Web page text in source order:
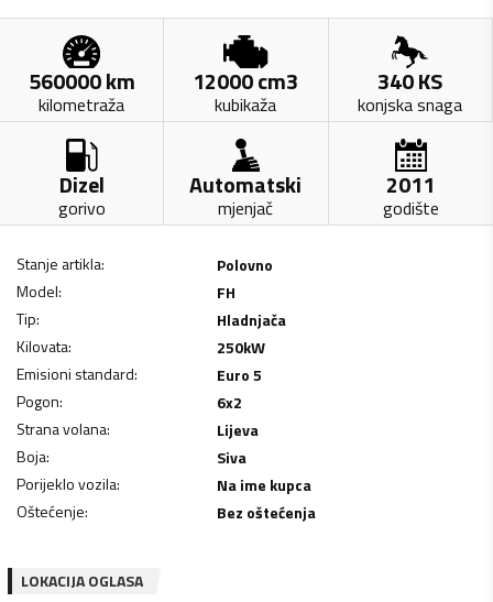
560000km
kilometraža
12000cm3
kubikaža
340KS
konjska snaga
Dizel
gorivo
Automatski
mjenjač
2011
godište
Stanje artikla:
Polovno
Model:
FH
Tip:
Hladnjača
Kilovata: 250kW
Emisioni standard:
Euro 5
Pogon:
6x2
Strana volana:
Lijeva
Boja:
Siva
Porijeklo vozila:
Na ime kupca
Oštećenje: Bez oštećenja
LOKACIJA OGLASA